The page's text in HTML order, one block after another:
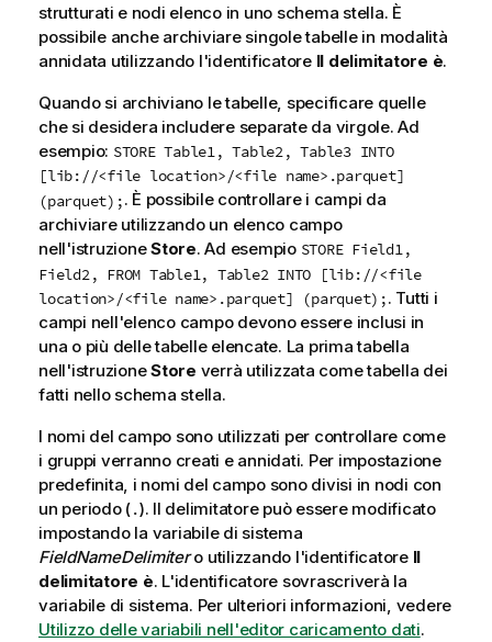
strutturati e nodi elenco in uno schema stella. È
possibile anche archiviare singole tabelle in modalità
annidata utilizzando l'identificatore Il delimitatore è.
Quando si archiviano le tabelle, specificare quelle
che si desidera includere separate da virgole. Ad
esempio: STORE Table1, Table2, Table3 INTO
[lib://<file location>/<file name>.parquet]
(parquet);. È possibile controllare i campi da
archiviare utilizzando un elenco campo
nell'istruzioneStore. Ad esempio STORE Field1,
Field2, FROM Table1, Table2 INTO [lib://<file
location>/<file name>.parquet] (parquet);. Tutti i
campi nell'elenco campo devono essere inclusi in
una o più delle tabelle elencate. La prima tabella
nell'istruzioneStore verrà utilizzata come tabella dei
fatti nello schema stella.
I nomi del campo sono utilizzati per controllare come
i gruppi verranno creati e annidati. Per impostazione
predefinita, i nomi del campo sono divisi in nodi con
un periodo (.). Il delimitatore può essere modificato
impostando la variabile di sistema
FieldNameDelimitero utilizzando l'identificatore Il
delimitatore è. L'identificatore sovrascriverà la
variabile di sistema. Per ulteriori informazioni, vedere
Utilizzo delle variabili nell'editor caricamento dati.